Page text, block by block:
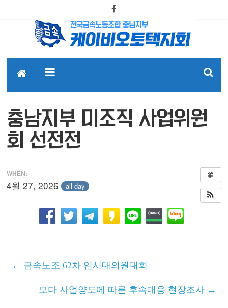
충남지부 미조직 사업위원
회 선전전
WHEN:
4월 27, 2026 all-day
← 금속노조 62차 임시대의원대회
모다 사업양도에 따른 후속대응 현장조사 →